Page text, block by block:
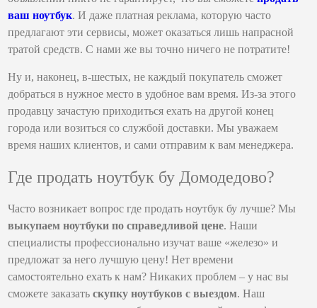
ваш ноутбук. И даже платная реклама, которую часто
предлагают эти сервисы, может оказаться лишь напрасной
тратой средств. С нами же вы точно ничего не потратите!
Ну и, наконец, в-шестых, не каждый покупатель сможет
добраться в нужное место в удобное вам время. Из-за этого
продавцу зачастую приходиться ехать на другой конец
города или возиться со службой доставки. Мы уважаем
время наших клиентов, и сами отправим к вам менеджера.
Где продать ноутбук бу Домодедово?
Часто возникает вопрос где продать ноутбук бу лучше? Мы
выкупаем ноутбуки по справедливой цене. Наши
специалисты профессионально изучат ваше «железо» и
предложат за него лучшую цену! Нет времени
самостоятельно ехать к нам? Никаких проблем – у нас вы
сможете заказатьскупку ноутбуков с выездом. Наш